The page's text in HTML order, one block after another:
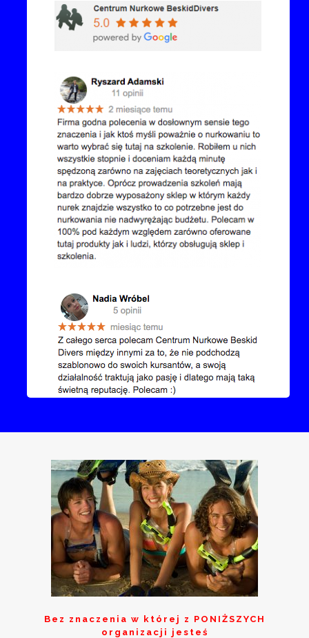
Bez znaczenia w której z PONIŻSZYCH
organizacji jesteś